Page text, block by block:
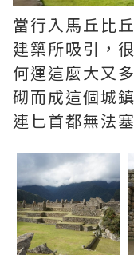
當行入馬丘比
建築所吸引，
何運這麼大又
砌而成這個城
連匕首都無法